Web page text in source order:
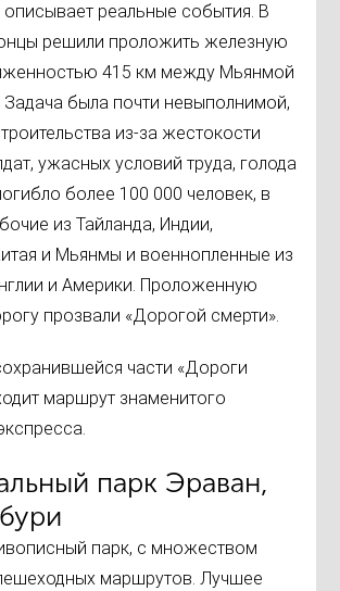
реальные события. В
решили проложить железную
415 км между Мьянмой
Задача была почти невыполнимой,
из-за жестокости
ужасных условий труда, голода
более 100 000 человек, в
из Тайланда, Индии,
и Мьянмы и военнопленные из
и Америки. Проложенную
прозвали «Дорогой смерти».
части «Дороги
маршрут знаменитого
парк Эраван,
парк, с множеством
маршрутов. Лучшее